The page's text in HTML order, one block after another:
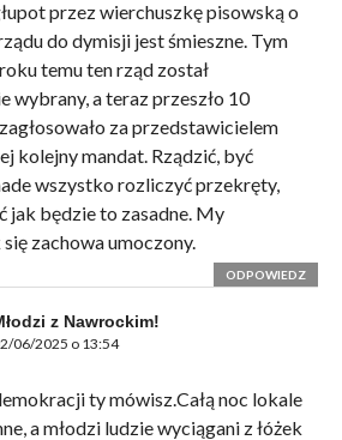
przez wierchuszkę pisowską o
do dymisji jest śmieszne. Tym
temu ten rząd został
wybrany, a teraz przeszło 10
za przedstawicielem
kolejny mandat. Rządzić, być
wszystko rozliczyć przekręty,
jak będzie to zasadne. My
zachowa umoczony.
ODPOWIEDZ
z Nawrockim!
06/2025 o 13:54
ty mówisz.Całą noc lokale
a młodzi ludzie wyciągani z łóżek